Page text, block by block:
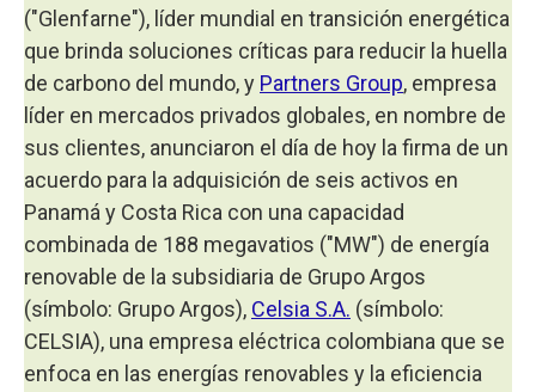
("Glenfarne"), líder mundial en transición energética
que brinda soluciones críticas para reducir la huella
de carbono del mundo, y Partners Group, empresa
líder en mercados privados globales, en nombre de
sus clientes, anunciaron el día de hoy la firma de un
acuerdo para la adquisición de seis activos en
Panamá y Costa Rica con una capacidad
combinada de 188 megavatios ("MW") de energía
renovable de la subsidiaria de Grupo Argos
(símbolo: Grupo Argos), Celsia S.A. (símbolo:
CELSIA), una empresa eléctrica colombiana que se
enfoca en las energías renovables y la eficiencia